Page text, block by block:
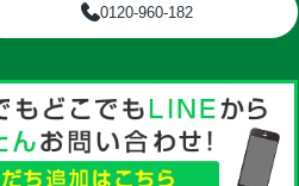
0120-960-182